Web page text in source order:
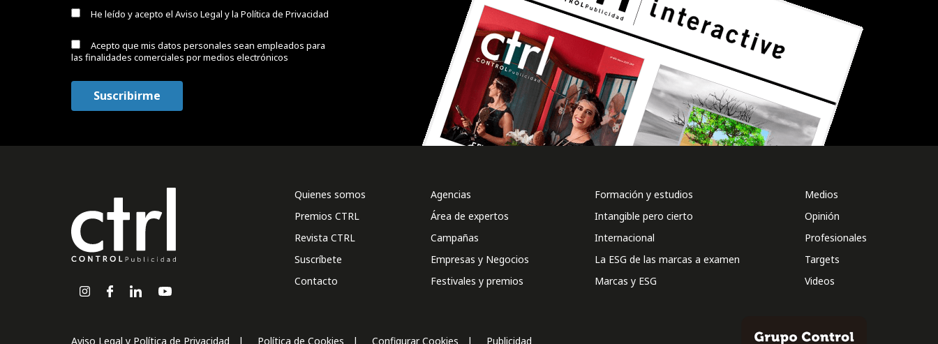
He leído y acepto el Aviso Legal y la Política de Privacidad
Acepto que mis datos personales sean empleados para
las finalidades comerciales por medios electrónicos
Quienes somos
Premios CTRL
Revista CTRL
Suscríbete
Contacto
Agencias
Área de expertos
Campañas
Empresas y Negocios
Festivales y premios
Formación y estudios
Intangible pero cierto
Internacional
La ESG de las marcas a examen
Marcas y ESG
Medios
Opinión
Profesionales
Targets
Videos
Aviso Legal y Política de Privacidad Política de Cookies Configurar Cookies Publicidad